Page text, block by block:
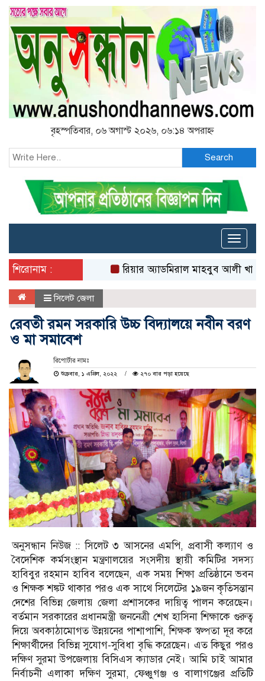
বৃহস্পতিবার, ০৬ অগাস্ট ২০২৬, ০৬:১৪ অপরাহ্ন
Search
Toggle
শিরোনাম :
রিয়ার অ্যাডমিরাল মাহবুব আলী খানের
সিলেট জেলা
রেবতী রমন সরকারি উচ্চ বিদ্যালয়ে নবীন বরণ
ও মা সমাবেশ
রিপোর্টার নামঃ
শুক্রবার, ১ এপ্রিল, ২০২২
২৭০ বার পড়া হয়েছে
অনুসন্ধান নিউজ :: সিলেট ৩ আসনের এমপি, প্রবাসী কল্যাণ ও
বৈদেশিক কর্মসংস্থান মন্ত্রণালয়ের সংসদীয় স্থায়ী কমিটির সদস্য
হাবিবুর রহমান হাবিব বলেছেন, এক সময় শিক্ষা প্রতিষ্ঠানে ভবন
ও শিক্ষক শঙ্কট থাকার পরও এক সাথে সিলেটের ১৯জন কৃতিসন্তান
দেশের বিভিন্ন জেলায় জেলা প্রশাসকের দায়িত্ব পালন করেছেন।
বর্তমান সরকারের প্রধানমন্ত্রী জননেত্রী শেখ হাসিনা শিক্ষাকে গুরুত্ব
দিয়ে অবকাঠামোগত উন্নয়নের পাশাপাশি, শিক্ষক স্বল্পতা দূর করে
শিক্ষার্থীদের বিভিন্ন সুযোগ-সুবিধা বৃদ্ধি করেছেন। এত কিছুর পরও
দক্ষিণ সুরমা উপজেলায় বিসিএস ক্যাডার নেই। আমি চাই আমার
নির্বাচনী এলাকা দক্ষিণ সুরমা, ফেঞ্চুগঞ্জ ও বালাগঞ্জের প্রতিটি